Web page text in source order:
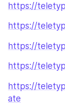
https://
https://
https://
https://
https://
ate